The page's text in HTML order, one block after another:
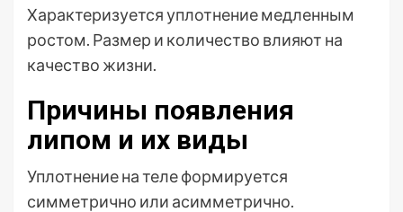
Характеризуется уплотнение медленным
ростом. Размер и количество влияют на
качество жизни.
Причины появления
липом и их виды
Уплотнение на теле формируется
симметрично или асимметрично.